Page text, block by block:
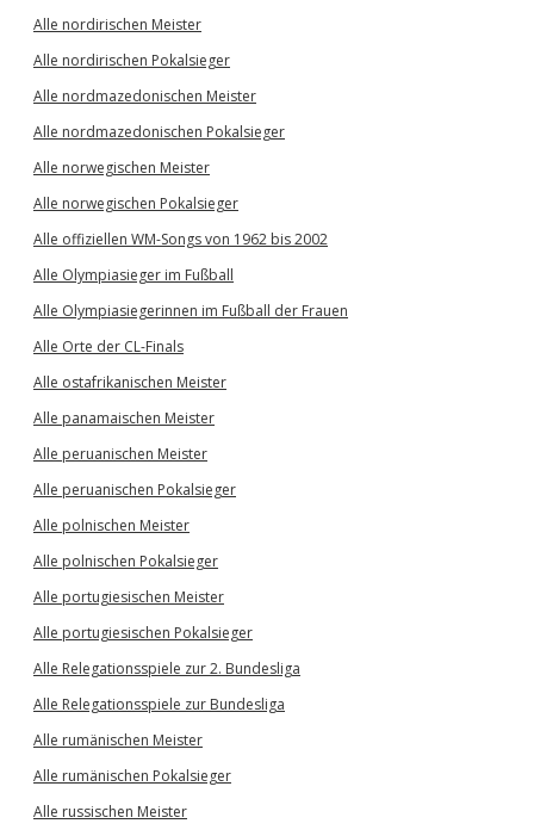
Alle nordirischen Meister
Alle nordirischen Pokalsieger
Alle nordmazedonischen Meister
Alle nordmazedonischen Pokalsieger
Alle norwegischen Meister
Alle norwegischen Pokalsieger
Alle offiziellen WM-Songs von 1962 bis 2002
Alle Olympiasieger im Fußball
Alle Olympiasiegerinnen im Fußball der Frauen
Alle Orte der CL-Finals
Alle ostafrikanischen Meister
Alle panamaischen Meister
Alle peruanischen Meister
Alle peruanischen Pokalsieger
Alle polnischen Meister
Alle polnischen Pokalsieger
Alle portugiesischen Meister
Alle portugiesischen Pokalsieger
Alle Relegationsspiele zur 2. Bundesliga
Alle Relegationsspiele zur Bundesliga
Alle rumänischen Meister
Alle rumänischen Pokalsieger
Alle russischen Meister